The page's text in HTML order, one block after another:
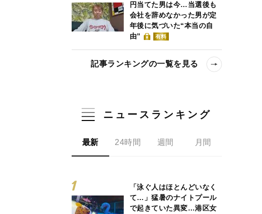
石井準一参院幹事長（写真／本人SNSより）
不足”で懸念される“ぼっち化”…チームサナエ空中分解を止める頼みの綱は萩
円当てた男は今…当選後も
会社を辞めなかった男が定
年後に気づいた“本当の自
由”
有料
記事ランキングの一覧を見る
ニュースランキング
最新 24時間 週間 月間
「泳ぐ人はほとんどいなく
て…」猛暑のナイトプール
で起きていた異変…港区女